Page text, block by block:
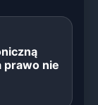
prawo nie